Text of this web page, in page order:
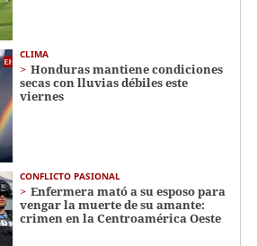
CLIMA
Honduras mantiene condiciones
secas con lluvias débiles este
viernes
CONFLICTO PASIONAL
Enfermera mató a su esposo para
vengar la muerte de su amante:
crimen en la Centroamérica Oeste